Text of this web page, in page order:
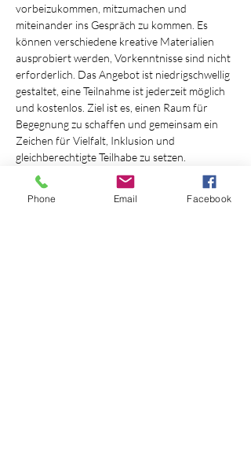
vorbeizukommen, mitzumachen und
miteinander ins Gespräch zu kommen. Es
können verschiedene kreative Materialien
ausprobiert werden, Vorkenntnisse sind nicht
erforderlich. Das Angebot ist niedrigschwellig
gestaltet, eine Teilnahme ist jederzeit möglich
und kostenlos. Ziel ist es, einen Raum für
Begegnung zu schaffen und gemeinsam ein
Zeichen für Vielfalt, Inklusion und
gleichberechtigte Teilhabe zu setzen.
Phone Email Facebook